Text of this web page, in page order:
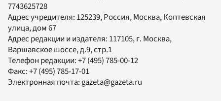
7743625728
Адрес учредителя: 125239, Россия, Москва, Коптевская
улица, дом 67
Адрес редакции и издателя: 117105, г. Москва,
Варшавское шоссе, д.9, стр.1
Телефон редакции:+7 (495) 785-00-12
Факс:+7 (495) 785-17-01
Электронная почта:gazeta@gazeta.ru